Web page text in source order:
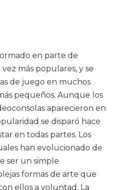
en parte de
más populares, y se
de juego en muchos
pequeños. Aunque los
aparecieron en
se disparó hace
en todas partes. Los
han evolucionado de
ser un simple
formas de arte que
ellos a voluntad. La